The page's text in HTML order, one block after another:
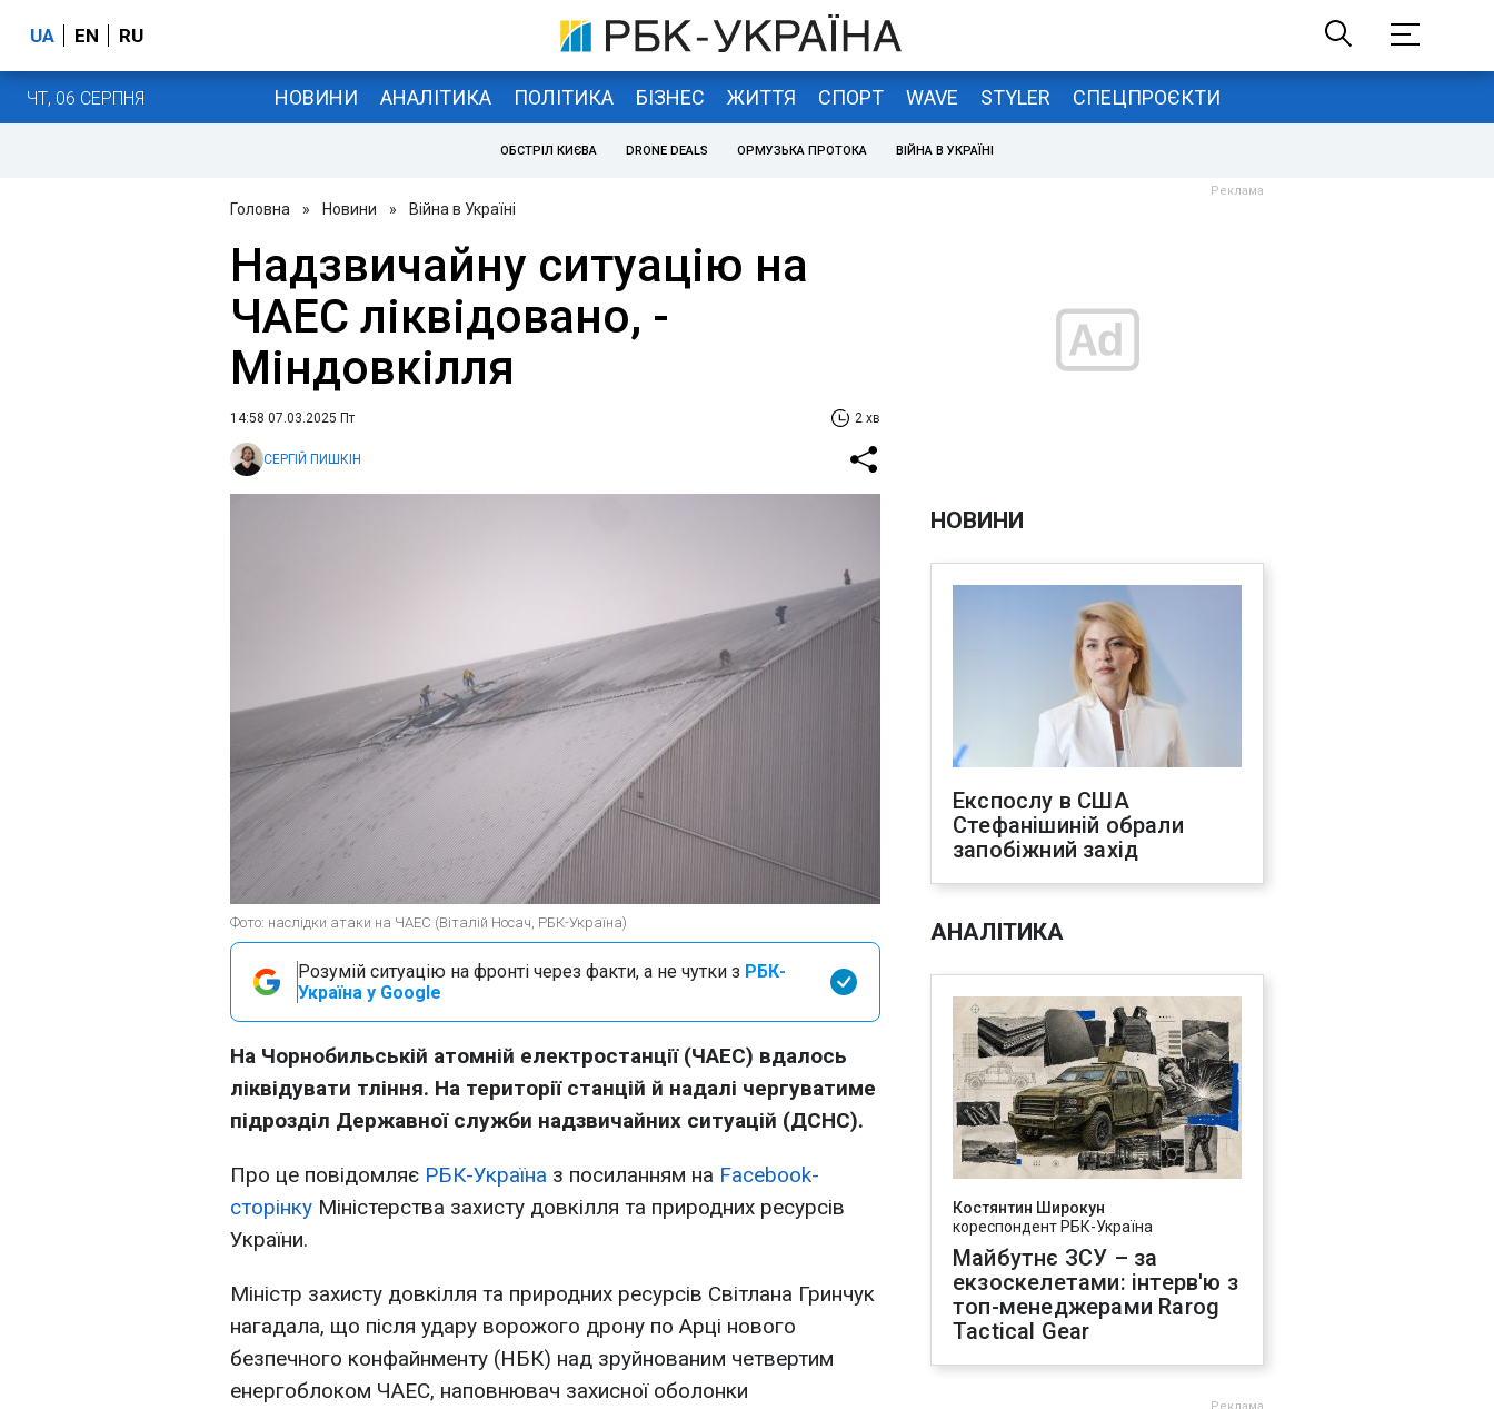
UA EN RU
ЧТ, 06 СЕРПНЯ НОВИНИ АНАЛІТИКА ПОЛІТИКА БІЗНЕС ЖИТТЯ СПОРТ WAVE STYLER СПЕЦПРОЄКТИ
ОБСТРІЛ КИЄВА DRONE DEALS ОРМУЗЬКА ПРОТОКА ВІЙНА В УКРАЇНІ
Головна » Новини » Війна в Україні
Надзвичайну ситуацію на
ЧАЕС ліквідовано, -
Міндовкілля
14:58 07.03.2025 Пт 2 хв
СЕРГІЙ ПИШКІН
Фото: наслідки атаки на ЧАЕС (Віталій Носач, РБК-Україна)
Розумій ситуацію на фронті через факти, а не чутки з РБК-
Україна у Google
На Чорнобильській атомній електростанції (ЧАЕС) вдалось
ліквідувати тління. На території станцій й надалі чергуватиме
підрозділ Державної служби надзвичайних ситуацій (ДСНС).
Про це повідомляє РБК-Україна з посиланням на Facebook-
сторінку Міністерства захисту довкілля та природних ресурсів
України.
Міністр захисту довкілля та природних ресурсів Світлана Гринчук
нагадала, що після удару ворожого дрону по Арці нового
безпечного конфайнменту (НБК) над зруйнованим четвертим
енергоблоком ЧАЕС, наповнювач захисної оболонки
НОВИНИ
Експослу в США
Стефанішиній обрали
запобіжний захід
АНАЛІТИКА
Костянтин Широкун
кореспондент РБК-Україна
Майбутнє ЗСУ – за
екзоскелетами: інтерв'ю з
топ-менеджерами Rarog
Tactical Gear